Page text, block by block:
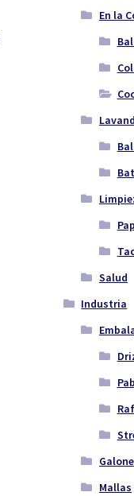
En la
Salud
Industria
Mallas